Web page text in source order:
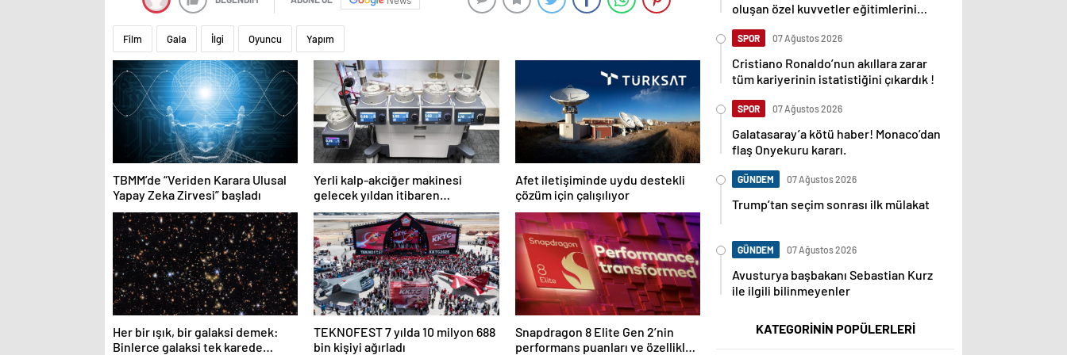
Film Gala İlgi Oyuncu Yapım
TBMM’de “Veriden Karara Ulusal
Yapay Zeka Zirvesi” başladı
Yerli kalp-akciğer makinesi
gelecek yıldan itibaren
kullanılacak
Afet iletişiminde uydu destekli
çözüm için çalışılıyor
Her bir ışık, bir galaksi demek:
Binlerce galaksi tek karede
TEKNOFEST 7 yılda 10 milyon 688
bin kişiyi ağırladı
Snapdragon 8 Elite Gen 2’nin
performans puanları ve özellikleri
oluşan özel kuvvetler eğitimlerini
SPOR 07 Ağustos 2026
Cristiano Ronaldo’nun akıllara zarar
tüm kariyerinin istatistiğini çıkardık !
SPOR 07 Ağustos 2026
Galatasaray’a kötü haber! Monaco’dan
flaş Onyekuru kararı.
GÜNDEM 07 Ağustos 2026
Trump’tan seçim sonrası ilk mülakat
GÜNDEM 07 Ağustos 2026
Avusturya başbakanı Sebastian Kurz
ile ilgili bilinmeyenler
KATEGORİNİN POPÜLERLERİ